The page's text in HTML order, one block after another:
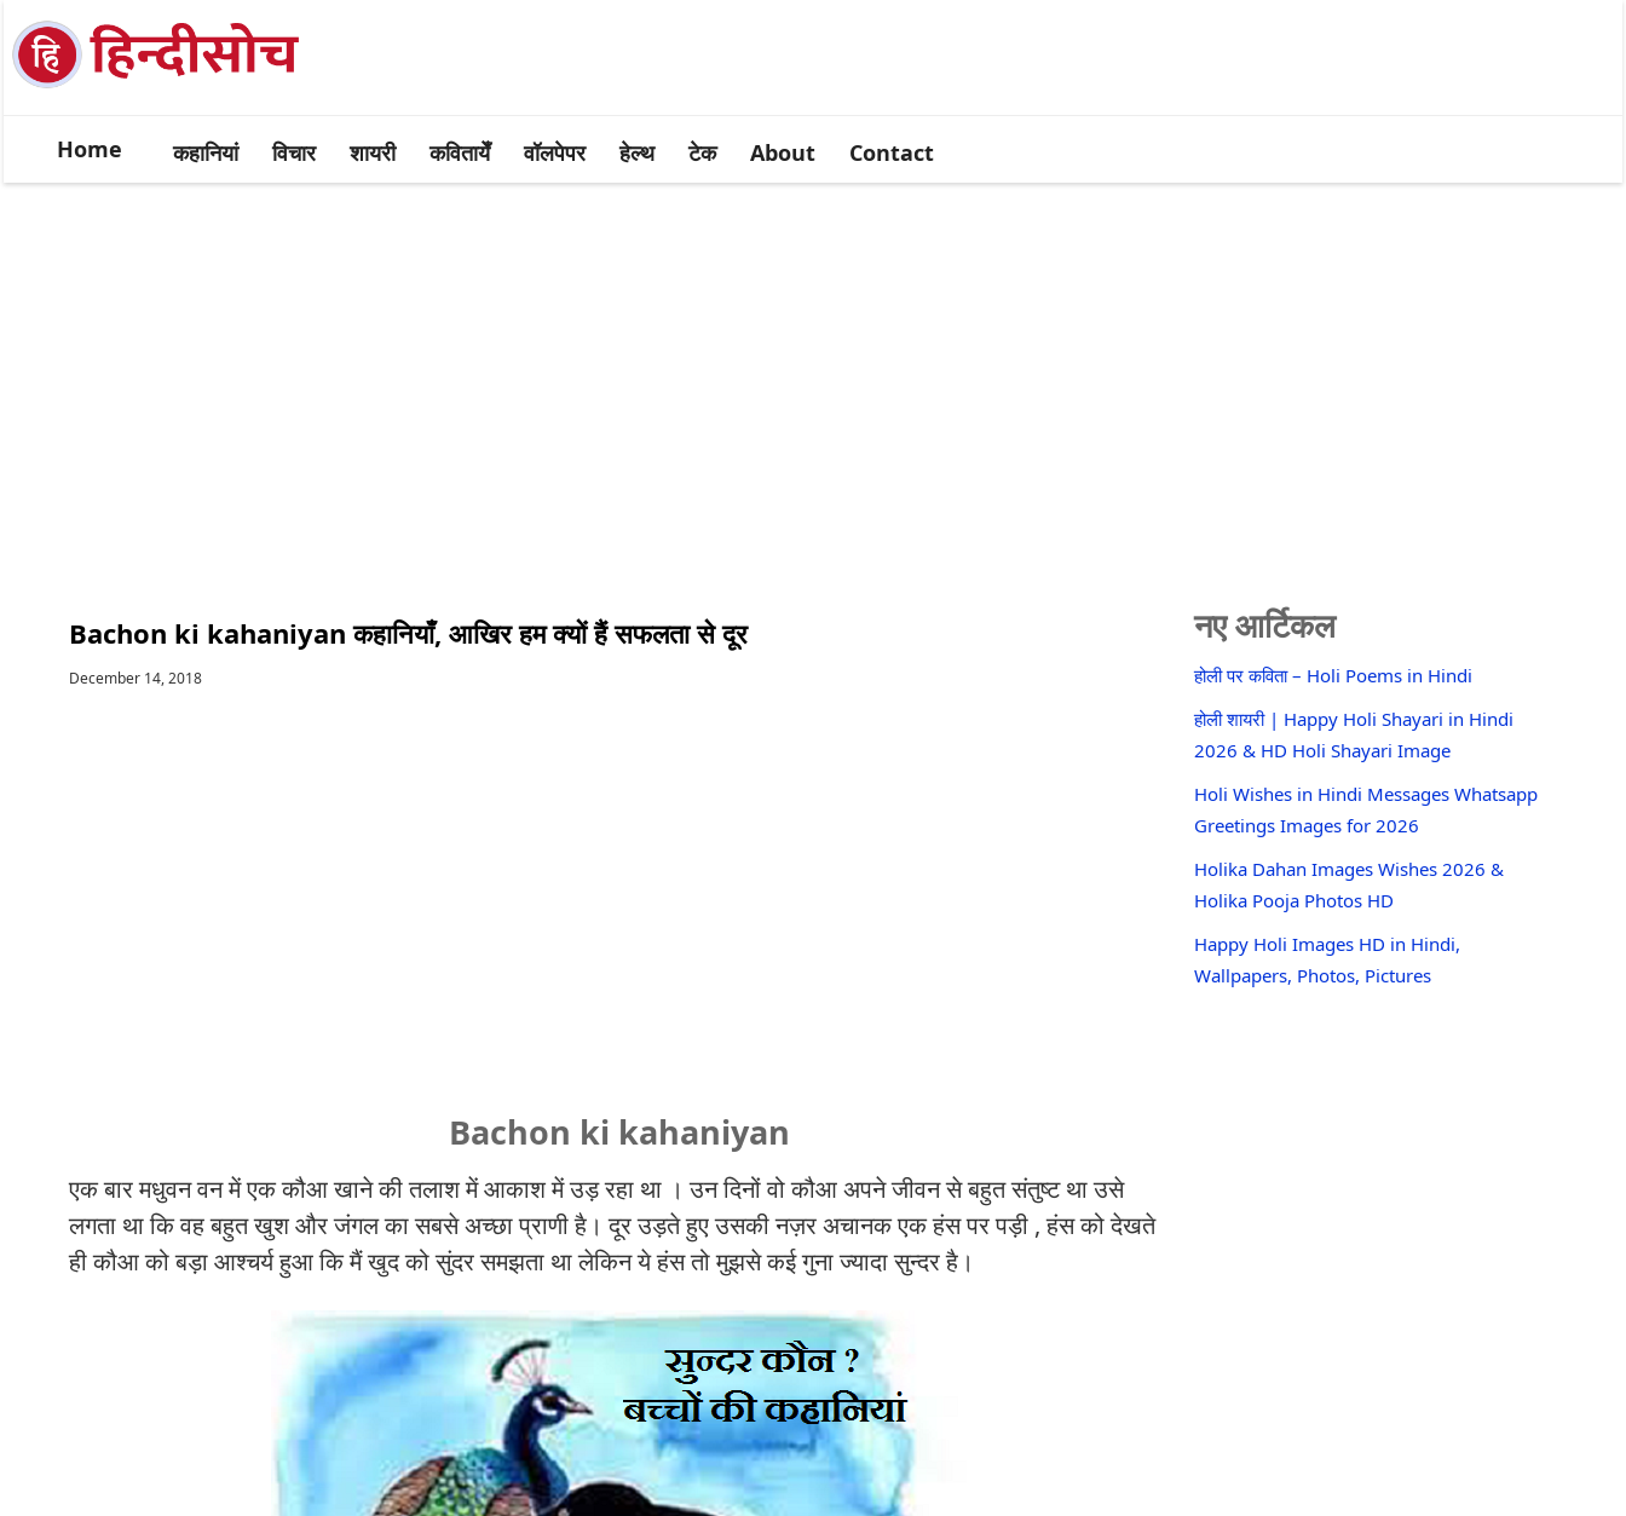
Home कहानियां विचार शायरी कवितायेँ वॉलपेपर हेल्थ टेक About Contact
Bachon ki kahaniyan कहानियाँ, आखिर हम क्यों हैं सफलता से दूर
December 14, 2018
Bachon ki kahaniyan
एक बार मधुवन वन में एक कौआ खाने की तलाश में आकाश में उड़ रहा था । उन दिनों वो कौआ अपने जीवन से बहुत संतुष्ट था उसे
लगता था कि वह बहुत खुश और जंगल का सबसे अच्छा प्राणी है। दूर उड़ते हुए उसकी नज़र अचानक एक हंस पर पड़ी , हंस को देखते
ही कौआ को बड़ा आश्चर्य हुआ कि मैं खुद को सुंदर समझता था लेकिन ये हंस तो मुझसे कई गुना ज्यादा सुन्दर है।
नए आर्टिकल
होली पर कविता – Holi Poems in Hindi
होली शायरी | Happy Holi Shayari in Hindi
2026 & HD Holi Shayari Image
Holi Wishes in Hindi Messages Whatsapp
Greetings Images for 2026
Holika Dahan Images Wishes 2026 &
Holika Pooja Photos HD
Happy Holi Images HD in Hindi,
Wallpapers, Photos, Pictures